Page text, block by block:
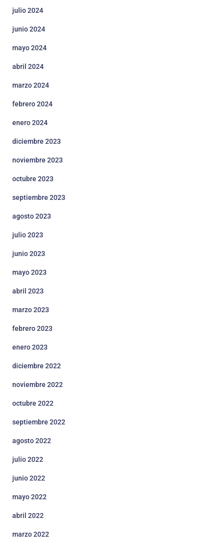
julio 2024
junio 2024
mayo 2024
abril 2024
marzo 2024
febrero 2024
enero 2024
diciembre 2023
noviembre 2023
octubre 2023
septiembre 2023
agosto 2023
julio 2023
junio 2023
mayo 2023
abril 2023
marzo 2023
febrero 2023
enero 2023
diciembre 2022
noviembre 2022
octubre 2022
septiembre 2022
agosto 2022
julio 2022
junio 2022
mayo 2022
abril 2022
marzo 2022